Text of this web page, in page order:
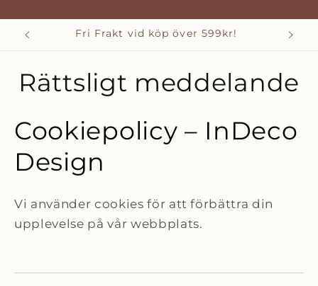
Fri Frakt vid köp över 599kr!
Rättsligt meddelande
Cookiepolicy – InDeco
Design
Vi använder cookies för att förbättra din
upplevelse på vår webbplats.